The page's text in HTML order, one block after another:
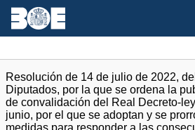
Resolución de 14 de julio de 2022,
Diputados, por la que se ordena la
de convalidación del Real Decreto-
junio, por el que se adoptan y se
medidas para responder a las